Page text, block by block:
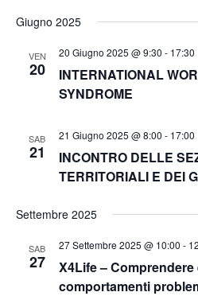
e
a
Giugno 2025
VEN
20
20 Giugno 2025 @ 9:30 - 17:30
INTERNATIONAL
SYNDROME
SAB
21
21 Giugno 2025 @ 8:00 - 17:00
INCONTRO DELLE
TERRITORIALI E DEI
Settembre 2025
SAB
27
27 Settembre 2025 @ 10:00 -
X4Life – Comprendere
comportamenti